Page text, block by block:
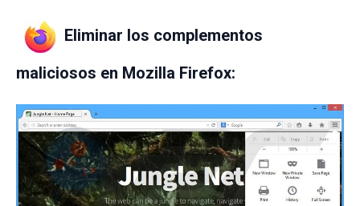
Eliminar los complementos
maliciosos en Mozilla Firefox: